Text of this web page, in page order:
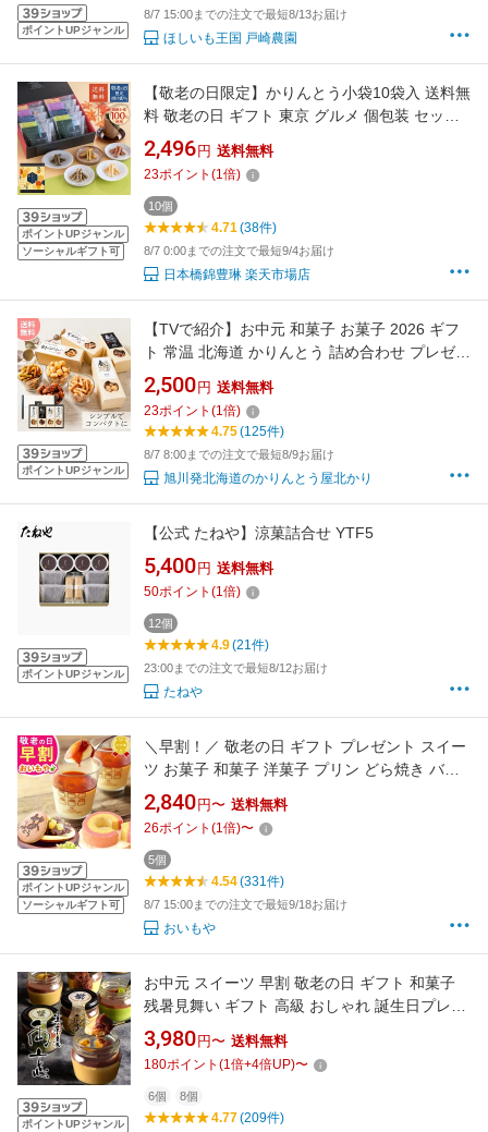
ポイントUPジャンル
8/7 15:00までの注文で最短8/13お届け
ほしいも王国 戸崎農園
ポイントUPジャンル
ソーシャルギフト可
【敬老の日限定】かりんとう小袋10袋入 送料無
料 敬老の日 ギフト 東京 グルメ 個包装 セット
敬老の日のプレゼント ギフトセット 敬老の日
和菓子ギフト 敬老の日のギフト 高級 プレゼン
ト 贈り物 美味しい 国産 贈答用 お菓子 東京駅
和菓子
2,496 円 送料無料
23ポイント (1倍)
10個
4.71(38件)
8/7 0:00までの注文で最短9/4お届け
日本橋錦豊琳 楽天市場店
ポイントUPジャンル
【TVで紹介】お中元 和菓子 お菓子 2026 ギフ
ト 常温 北海道 かりんとう 詰め合わせ プレゼン
ト スイーツ 贈り物 ご挨拶 食べ物 食品 お供え
御供 法事 お土産 送料無料 高級 お取り寄せ 北
海道特選かりんとう4種類
2,500 円 送料無料
23ポイント (1倍)
4.75(125件)
8/7 8:00までの注文で最短8/9お届け
旭川発北海道のかりんとう屋北かり
ポイントUPジャンル
【公式 たねや】涼菓詰合せ YTF5
5,400 円 送料無料
50ポイント (1倍)
12個
4.9(21件)
23:00までの注文で最短8/12お届け
たねや
ポイントUPジャンル
ソーシャルギフト可
＼早割！／ 敬老の日 ギフト プレゼント スイー
ツ お菓子 和菓子 洋菓子 プリン どら焼き バウ
ムクーヘン 詰め合わせ お取り寄せ 冷凍 個包装
ギフトセット 60代 70代 80代 90代 おじいちゃ
ん おばあちゃん 孫 孫から 送料無料 おいもや
2,840 円〜 送料無料
26ポイント (1倍)〜
5個
4.54(331件)
8/7 15:00までの注文で最短9/18お届け
おいもや
ポイントUPジャンル
お中元 スイーツ 早割 敬老の日 ギフト 和菓子
残暑見舞い ギフト 高級 おしゃれ 誕生日プレゼ
ント 生羊羹 詰め合わせ 6個8個入 抹茶スイーツ
栗 羊羹 安納芋 芋 ようかん 人気 誕生日スイー
ツ 記念日 出産 内祝い お返し お見舞い お礼 お
菓子 お取り寄せスイーツ 送料無料
3,980 円〜 送料無料
180ポイント (1倍+4倍UP)〜
6個 8個
4.77(209件)